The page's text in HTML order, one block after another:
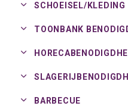
SCHOEISEL/ KLEDING
TOONBANK
BARBECUE